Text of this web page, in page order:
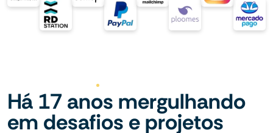
Há 17 anos mergulhando
em desafios e projetos